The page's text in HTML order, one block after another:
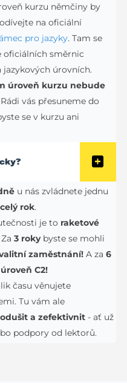
kurzu němčiny by
na oficiální
pro jazyky. Tam se
oficiálních směrnic
úrovních.
úroveň kurzu nebude
Rádi vás přesuneme do
se v kurzu ani
u nás zvládnete jednu
rok.
je to raketové
Za3 rokybyste se mohli
zaměstnání! A za6
úroveň C2!
času věnujete
Tu vám ale
a zefektivnit - ať už
podpory od lektorů.